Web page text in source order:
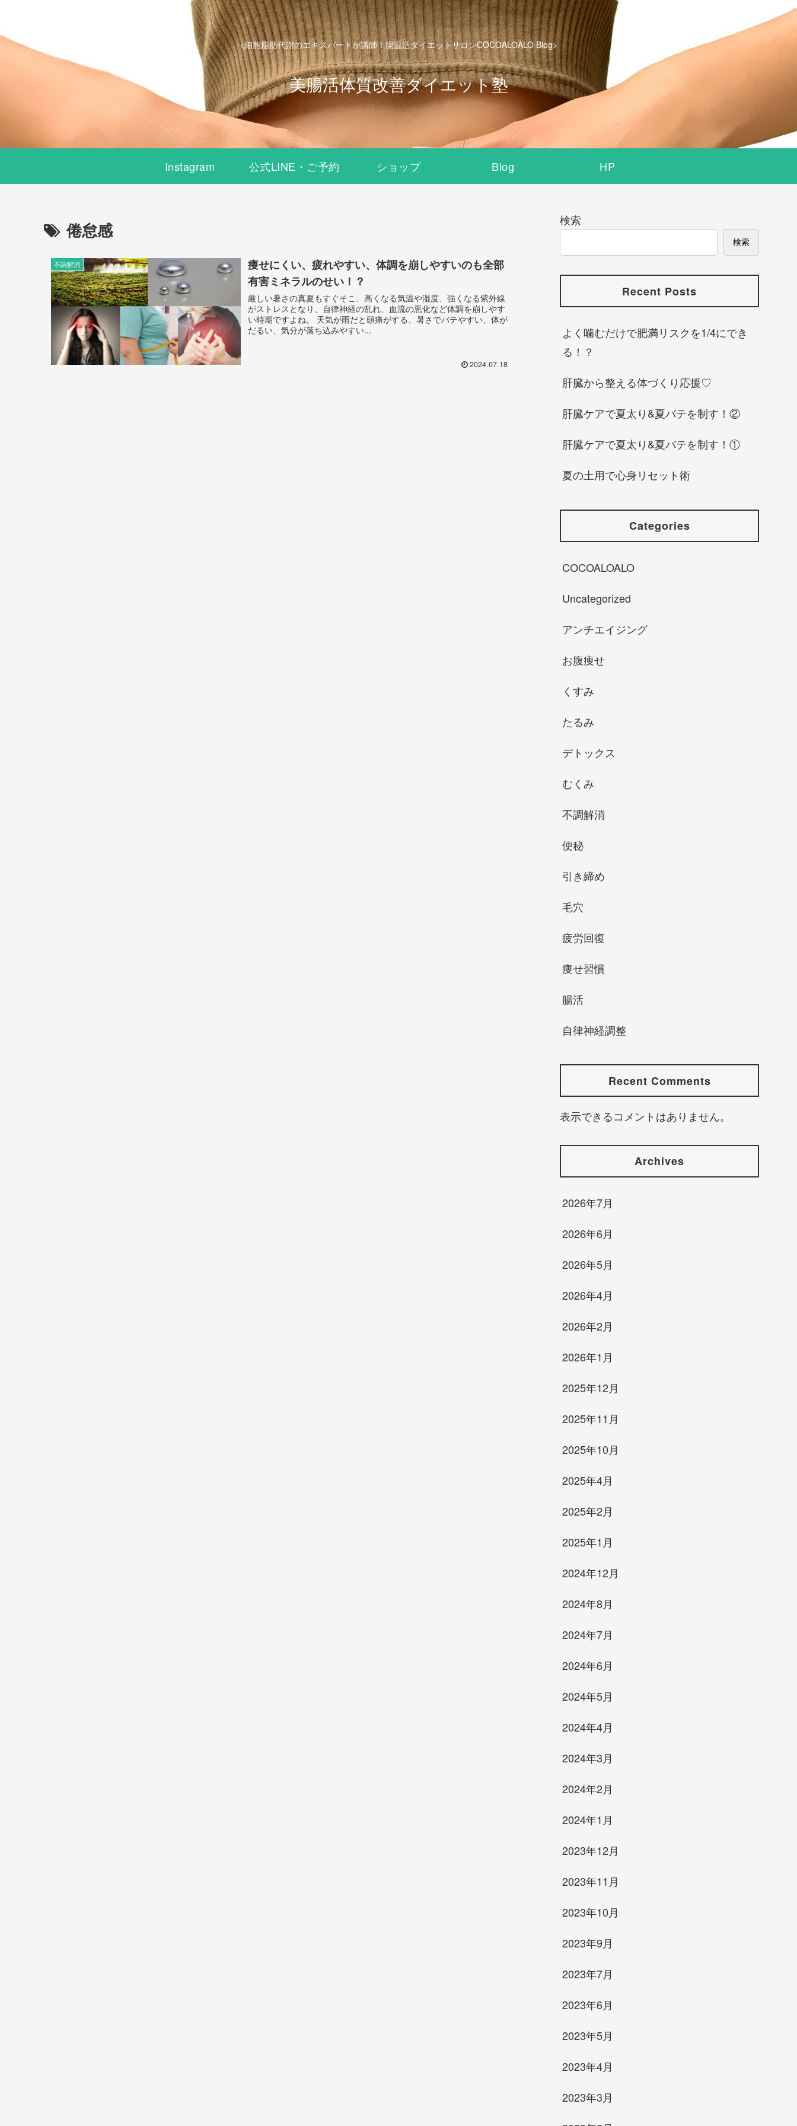
<細胞脂肪代謝のエキスパートが講師！腸温活ダイエットサロンCOCOALOALO Blog>
美腸活体質改善ダイエット塾
Instagram 公式LINE・ご予約 ショップ Blog HP
倦怠感
不調解消
痩せにくい、疲れやすい、体調を崩しやすいのも全部
有害ミネラルのせい！？
厳しい暑さの真夏もすぐそこ、高くなる気温や湿度、強くなる紫外線
がストレスとなり、自律神経の乱れ、血流の悪化など体調を崩しやす
い時期ですよね。 天気が雨だと頭痛がする、暑さでバテやすい、体が
だるい、気分が落ち込みやすい...
2024.07.18
検索
検索
Recent Posts
よく噛むだけで肥満リスクを1/4にでき
る！？
肝臓から整える体づくり応援♡
肝臓ケアで夏太り&夏バテを制す！②
肝臓ケアで夏太り&夏バテを制す！①
夏の土用で心身リセット術
Categories
COCOALOALO
Uncategorized
アンチエイジング
お腹痩せ
くすみ
たるみ
デトックス
むくみ
不調解消
便秘
引き締め
毛穴
疲労回復
痩せ習慣
腸活
自律神経調整
Recent Comments
表示できるコメントはありません。
Archives
2026年7月
2026年6月
2026年5月
2026年4月
2026年2月
2026年1月
2025年12月
2025年11月
2025年10月
2025年4月
2025年2月
2025年1月
2024年12月
2024年8月
2024年7月
2024年6月
2024年5月
2024年4月
2024年3月
2024年2月
2024年1月
2023年12月
2023年11月
2023年10月
2023年9月
2023年7月
2023年6月
2023年5月
2023年4月
2023年3月